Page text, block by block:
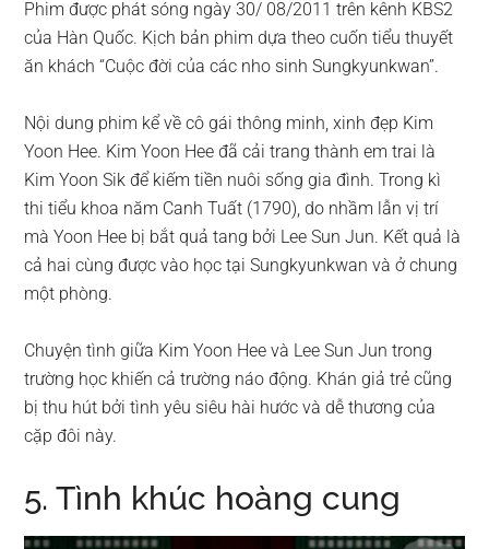
Phim được phát sóng ngày 30/ 08/2011 trên kênh KBS2
của Hàn Quốc. Kịch bản phim dựa theo cuốn tiểu thuyết
ăn khách “Cuộc đời của các nho sinh Sungkyunkwan”.
Nội dung phim kể về cô gái thông minh, xinh đẹp Kim
Yoon Hee. Kim Yoon Hee đã cải trang thành em trai là
Kim Yoon Sik để kiếm tiền nuôi sống gia đình. Trong kì
thi tiểu khoa năm Canh Tuất (1790), do nhầm lẫn vị trí
mà Yoon Hee bị bắt quả tang bởi Lee Sun Jun. Kết quả là
cả hai cùng được vào học tại Sungkyunkwan và ở chung
một phòng.
Chuyện tình giữa Kim Yoon Hee và Lee Sun Jun trong
trường học khiến cả trường náo động. Khán giả trẻ cũng
bị thu hút bởi tình yêu siêu hài hước và dễ thương của
cặp đôi này.
5. Tình khúc hoàng cung